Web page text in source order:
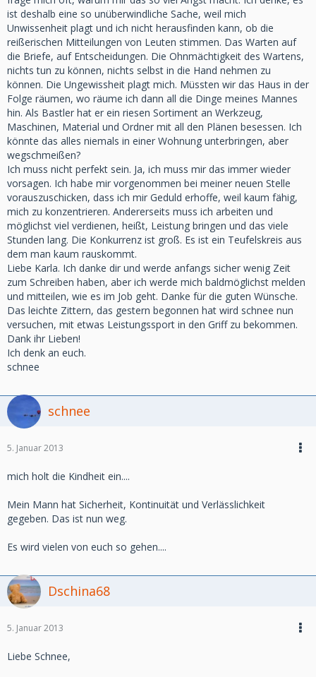
ist deshalb eine so unüberwindliche Sache, weil mich
Unwissenheit plagt und ich nicht herausfinden kann, ob die
reißerischen Mitteilungen von Leuten stimmen. Das Warten auf
die Briefe, auf Entscheidungen. Die Ohnmächtigkeit des Wartens,
nichts tun zu können, nichts selbst in die Hand nehmen zu
können. Die Ungewissheit plagt mich. Müssten wir das Haus in der
Folge räumen, wo räume ich dann all die Dinge meines Mannes
hin. Als Bastler hat er ein riesen Sortiment an Werkzeug,
Maschinen, Material und Ordner mit all den Plänen besessen. Ich
könnte das alles niemals in einer Wohnung unterbringen, aber
wegschmeißen?
Ich muss nicht perfekt sein. Ja, ich muss mir das immer wieder
vorsagen. Ich habe mir vorgenommen bei meiner neuen Stelle
vorauszuschicken, dass ich mir Geduld erhoffe, weil kaum fähig,
mich zu konzentrieren. Andererseits muss ich arbeiten und
möglichst viel verdienen, heißt, Leistung bringen und das viele
Stunden lang. Die Konkurrenz ist groß. Es ist ein Teufelskreis aus
dem man kaum rauskommt.
Liebe Karla. Ich danke dir und werde anfangs sicher wenig Zeit
zum Schreiben haben, aber ich werde mich baldmöglichst melden
und mitteilen, wie es im Job geht. Danke für die guten Wünsche.
Das leichte Zittern, das gestern begonnen hat wird schnee nun
versuchen, mit etwas Leistungssport in den Griff zu bekommen.
Dank ihr Lieben!
Ich denk an euch.
schnee
schnee
5. Januar 2013
mich holt die Kindheit ein....
Mein Mann hat Sicherheit, Kontinuität und Verlässlichkeit
gegeben. Das ist nun weg.
Es wird vielen von euch so gehen....
Dschina68
5. Januar 2013
Liebe Schnee,